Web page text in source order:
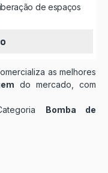
as melhores
do mercado, com
Bomba de
de espaços